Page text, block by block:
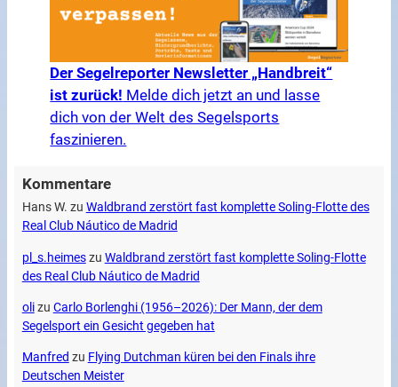
Der Segelreporter Newsletter „Handbreit“
ist zurück! Melde dich jetzt an und lasse
dich von der Welt des Segelsports
faszinieren.
Kommentare
Hans W. zu Waldbrand zerstört fast komplette Soling-Flotte des
Real Club Náutico de Madrid
pl_s.heimeszu Waldbrand zerstört fast komplette Soling-Flotte
des Real Club Náutico de Madrid
olizu Carlo Borlenghi (1956–2026): Der Mann, der dem
Segelsport ein Gesicht gegeben hat
Manfred zu Flying Dutchman küren bei den Finals ihre
Deutschen Meister